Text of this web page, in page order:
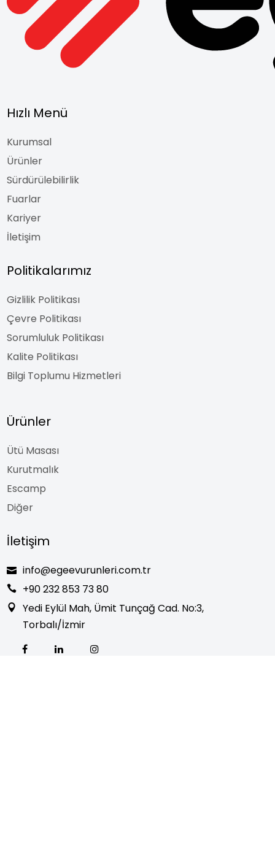
Hızlı Menü
Kurumsal
Ürünler
Sürdürülebilirlik
Fuarlar
Kariyer
İletişim
Politikalarımız
Gizlilik Politikası
Çevre Politikası
Sorumluluk Politikası
Kalite Politikası
Bilgi Toplumu Hizmetleri
Ürünler
Ütü Masası
Kurutmalık
Escamp
Diğer
İletişim
info@egeevurunleri.com.tr
+90 232 853 73 80
Yedi Eylül Mah, Ümit Tunçağ Cad. No:3,
Torbalı/İzmir